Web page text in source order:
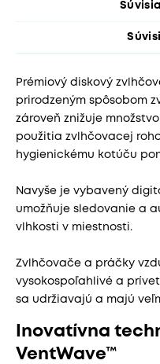
Prémiový diskový
prirodzeným spôsobom
zároveň znižuje
použitia zvlhčovacej
hygienickému kotúču
Navyše je vybavený
umožňuje sledovanie a
vlhkosti v miestnosti.
Zvlhčovače a práčky
vysokospoľahlivé a
sa udržiavajú a majú
Inovatívna
VentWave™